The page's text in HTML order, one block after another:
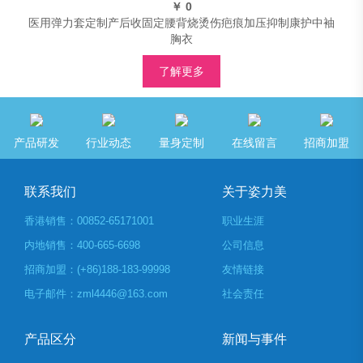
￥ 0
医用弹力套定制产后收固定腰背烧烫伤疤痕加压抑制康护中袖
胸衣
了解更多
产品研发 行业动态 量身定制 在线留言 招商加盟
联系我们
香港销售：00852-65171001
内地销售：400-665-6698
招商加盟：(+86)188-183-99998
电子邮件：zml4446@163.com
关于姿力美
职业生涯
公司信息
友情链接
社会责任
产品区分 新闻与事件